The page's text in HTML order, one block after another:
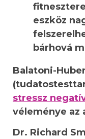
eszköz
bárhová
Balatoni-
stressz
véleménye az
Dr. Richard